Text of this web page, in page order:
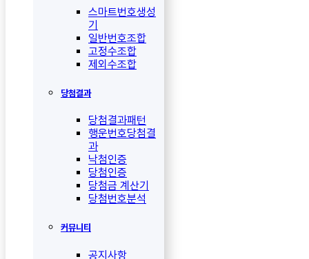
스마트번호생성
기
일반번호조합
고정수조합
제외수조합
당첨결과
당첨결과패턴
행운번호당첨결
과
낙첨인증
당첨인증
당첨금 계산기
당첨번호분석
커뮤니티
공지사항